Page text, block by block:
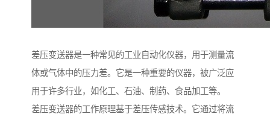
差压变送器是一种常见的工业自动化仪器，用于测量流
体或气体中的压力差。它是一种重要的仪器，被广泛应
用于许多行业，如化工、石油、制药、食品加工等。
差压变送器的工作原理基于差压传感技术。它通过将流